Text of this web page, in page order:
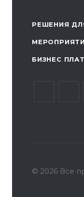
РЕШЕНИЯ
БИЗНЕС
© 2026 Все